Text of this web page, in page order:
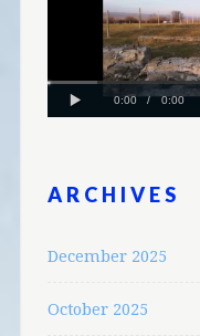
ARCHIVES
December 2025
October 2025